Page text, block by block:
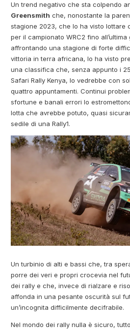
Un trend negativo che sta colpendo
Greensmith che, nonostante la
stagione 2023, che lo ha visto lottare
per il campionato WRC2 fino
affrontando una stagione di forte
vittoria in terra africana, lo ha visto
una classifica che, senza appunto i
Safari Rally Kenya, lo vedrebbe con
quattro appuntamenti. Continui
sfortune e banali errori lo
lotta che avrebbe potuto, quasi
sedile di una Rally1.
Un turbinio di alti e bassi che, tra
porre dei veri e propri crocevia nel
dei rally e che, invece di rialzare e
affonda in una pesante oscurità sul
un’incognita difficilmente decifrabile.
Nel mondo dei rally nulla è sicuro,